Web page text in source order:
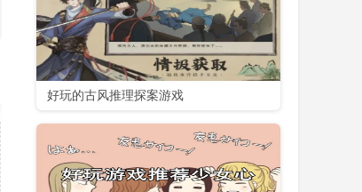
好玩的古风推理探案游戏